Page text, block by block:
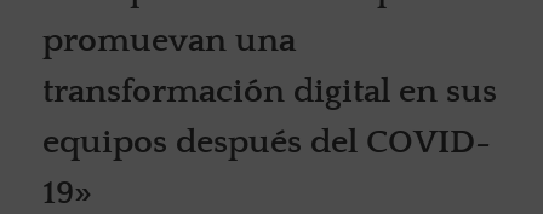
promuevan una
transformación digital en sus
equipos después del COVID-
19»